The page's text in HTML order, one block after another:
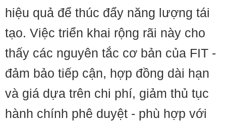
hiệu quả để thúc đẩy năng lượng tái
tạo. Việc triển khai rộng rãi này cho
thấy các nguyên tắc cơ bản của FIT -
đảm bảo tiếp cận, hợp đồng dài hạn
và giá dựa trên chi phí, giảm thủ tục
hành chính phê duyệt - phù hợp với